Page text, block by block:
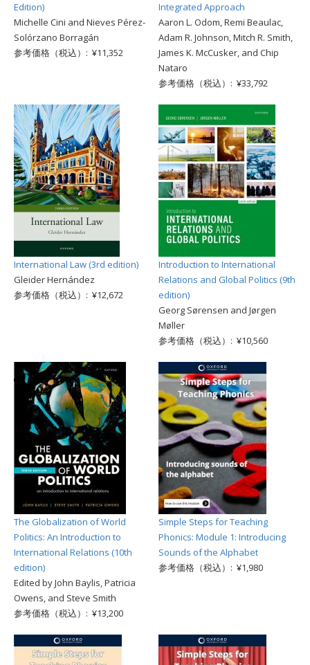
Edition)
Michelle Cini and Nieves Pérez-
Solórzano Borragán
参考価格（税込）: ¥11,352
Integrated Approach
Aaron L. Odom, Remi Beaulac,
Adam R. Johnson, Mitch R. Smith,
James K. McCusker, and Chip
Nataro
参考価格（税込）: ¥33,792
International Law (3rd edition)
Gleider Hernández
参考価格（税込）: ¥12,672
Introduction to International
Relations and Global Politics (9th
edition)
Georg Sørensen and Jørgen
Møller
参考価格（税込）: ¥10,560
The Globalization of World
Politics: An Introduction to
International Relations (10th
edition)
Edited by John Baylis, Patricia
Owens, and Steve Smith
参考価格（税込）: ¥13,200
Simple Steps for Teaching
Phonics: Module 1: Introducing
Sounds of the Alphabet
参考価格（税込）: ¥1,980